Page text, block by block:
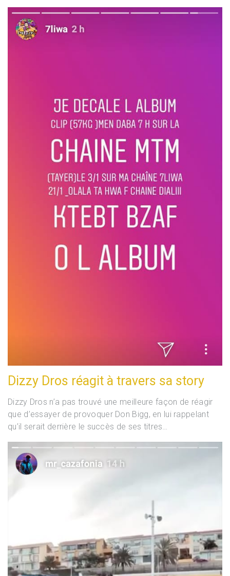
Dizzy Dros réagit à travers sa story
Dizzy Dros n’a pas trouvé une meilleure façon de réagir
que d’essayer de provoquer Don Bigg, en lui rappelant
qu’il serait derrière le succès de ses titres…